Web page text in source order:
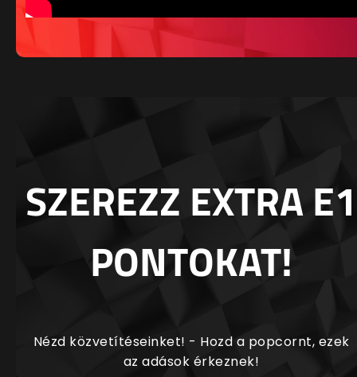
SZEREZZ EXTRA E1
PONTOKAT!
Nézd közvetítéseinket! - Hozd a popcornt, ezek
az adások érkeznek!